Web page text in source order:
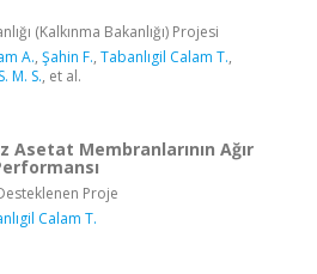
(Kalkınma Bakanlığı) Projesi
A., Şahin F., Tabanlıgil Calam T.,
M. S., et al.
Asetat Membranlarının Ağır
Proje
Calam T.